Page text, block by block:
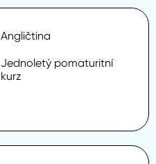
Angličtina
Jednoletý pomaturitní
kurz